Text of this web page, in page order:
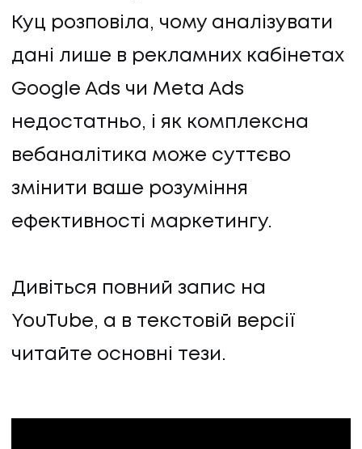
Куц розповіла, чому аналізувати
дані лише в рекламних кабінетах
Google Ads чи Meta Ads
недостатньо, і як комплексна
вебаналітика може суттєво
змінити ваше розуміння
ефективності маркетингу.
Дивіться повний запис на
YouTube, а в текстовій версії
читайте основні тези.